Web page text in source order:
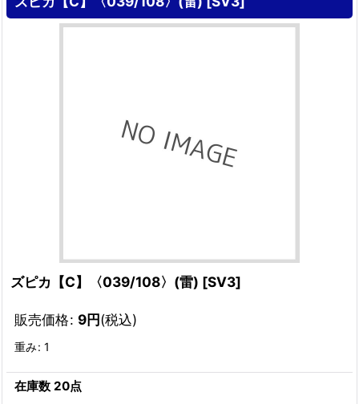
ズピカ【C】〈039/108〉(雷) [SV3]
販売価格: 9円(税込)
重み: 1
在庫数 20点